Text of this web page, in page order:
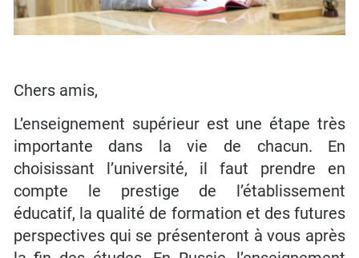
Chers amis,
L’enseignement supérieur est une étape très
importante dans la vie de chacun. En
choisissant l’université, il faut prendre en
compte le prestige de l’établissement
éducatif, la qualité de formation et des futures
perspectives qui se présenteront à vous après